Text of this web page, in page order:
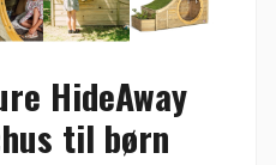
HideAway
til børn